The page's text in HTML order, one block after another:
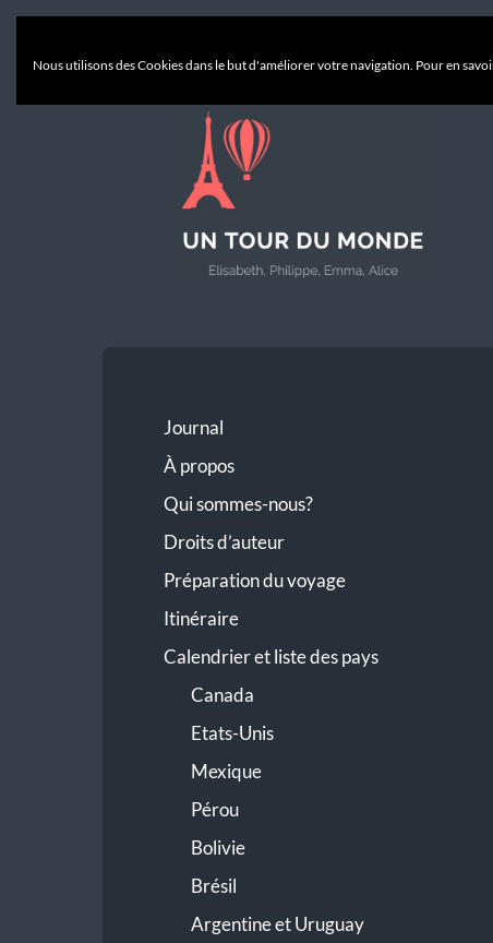
Journal
À propos
Qui sommes-nous?
Droits d’auteur
Préparation du voyage
Itinéraire
Calendrier et liste des pays
Canada
Etats-Unis
Mexique
Pérou
Bolivie
Brésil
Argentine et Uruguay
Nous utilisons des Cookies dans le but d'améliorer votre navigation. Pour en